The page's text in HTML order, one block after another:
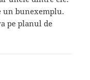
un bunexemplu.
pe planul de